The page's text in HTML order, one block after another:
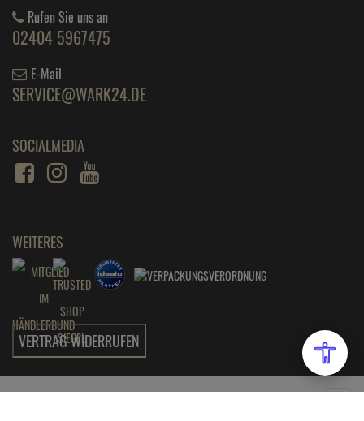
Rufen Sie uns an
02404 5967475
E-Mail
SERVICE@WARK24.DE
SOCIALMEDIA
WEITERES
VERTRAG WIDERRUFEN